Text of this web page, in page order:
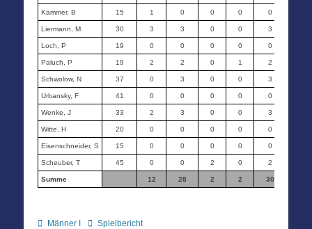
Kammer, B 15 1 0 0 0 0
Liermann, M 30 3 3 0 0 3
Loch, P 19 0 0 0 0 0
Paluch, P 19 2 2 0 1 2
Schwolow, N 37 0 3 0 0 3
Urbansky, F 41 0 0 0 0 0
Wenke, J 33 2 3 0 0 3
Witte, H 20 0 0 0 0 0
Eisenschneider, S 15 0 0 0 0 0
Scheuber, T 45 0 0 2 0 2
Summe 12 28 2 2 30
Kategorien
Männer I Schlagworte
Spielbericht